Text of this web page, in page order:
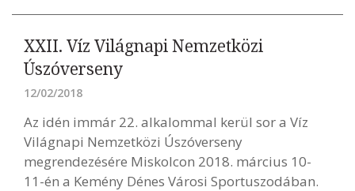
XXII. Víz Világnapi Nemzetközi
Úszóverseny
12/02/2018
Az idén immár 22. alkalommal kerül sor a Víz
Világnapi Nemzetközi Úszóverseny
megrendezésére Miskolcon 2018. március 10-
11-én a Kemény Dénes Városi Sportuszodában.